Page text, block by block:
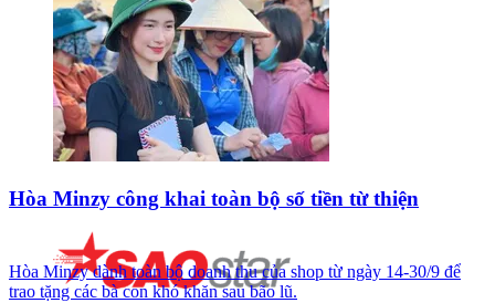
Hòa Minzy công khai toàn bộ số tiền từ thiện
Hòa Minzy dành toàn bộ doanh thu của shop từ ngày 14-30/9 để
trao tặng các bà con khó khăn sau bão lũ.